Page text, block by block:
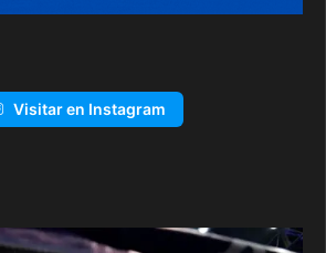
Visitar en Instagram